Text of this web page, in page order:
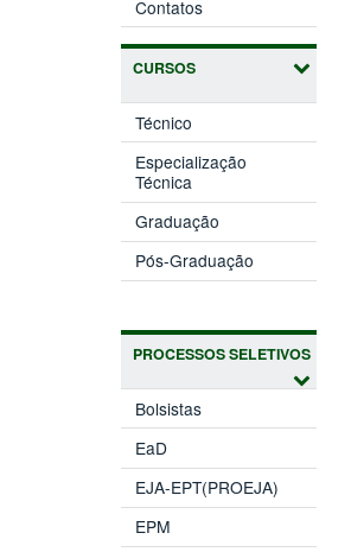
Contatos
CURSOS
Técnico
Especialização
Técnica
Graduação
Pós-Graduação
PROCESSOS SELETIVOS
Bolsistas
EaD
EJA-EPT(PROEJA)
EPM